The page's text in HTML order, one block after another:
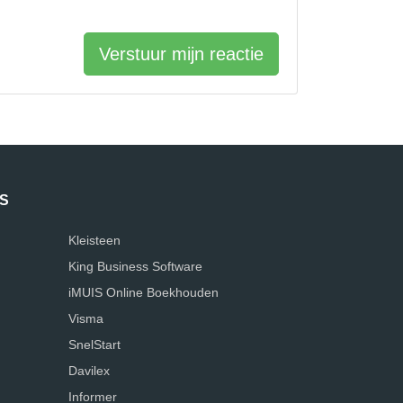
Verstuur mijn reactie
Kleisteen
King Business Software
iMUIS Online Boekhouden
Visma
SnelStart
Davilex
Informer